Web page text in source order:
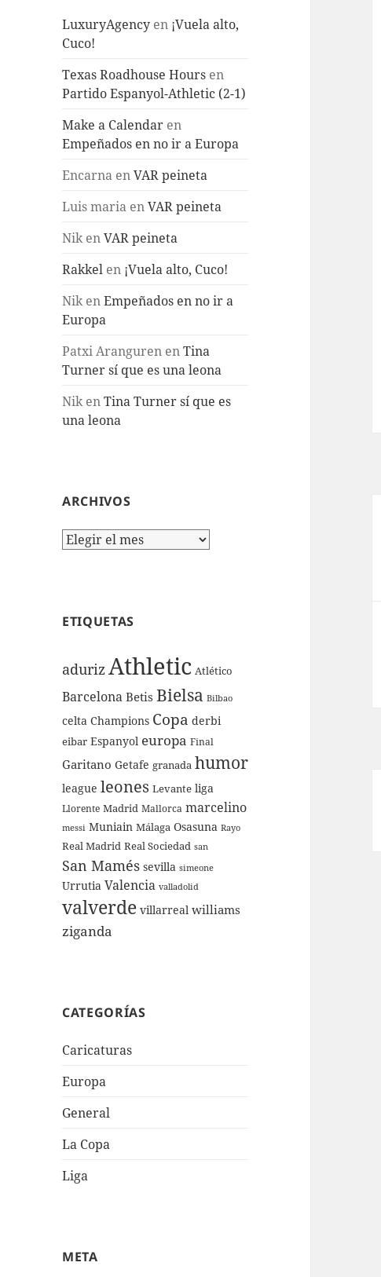
LuxuryAgency en ¡Vuela alto,
Cuco!
Texas Roadhouse Hours en
Partido Espanyol-Athletic (2-1)
Make a Calendar en
Empeñados en no ir a Europa
Encarna enVAR peineta
Luis maria enVAR peineta
NikenVAR peineta
Rakkel en ¡Vuela alto, Cuco!
NikenEmpeñados en no ir a
Europa
Patxi Aranguren enTina
Turner sí que es una leona
NikenTina Turner sí que es
una leona
ARCHIVOS
Archivos
ETIQUETAS
adurizAthletic Atlético
Barcelona Betis Bielsa Bilbao
celta Champions Copa derbi
eibar Espanyol europa Final
Garitano Getafe granada humor
league leones Levante liga
Llorente Madrid Mallorca marcelino
messi Muniain Málaga Osasuna Rayo
Real Madrid Real Sociedad san
San Mamés sevilla simeone
Urrutia Valencia valladolid
valverde villarreal williams
ziganda
CATEGORÍAS
Caricaturas
Europa
General
La Copa
Liga
META